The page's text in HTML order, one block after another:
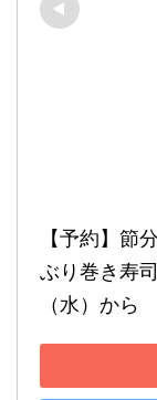
【予約】節
ぶり巻き寿
（水）から